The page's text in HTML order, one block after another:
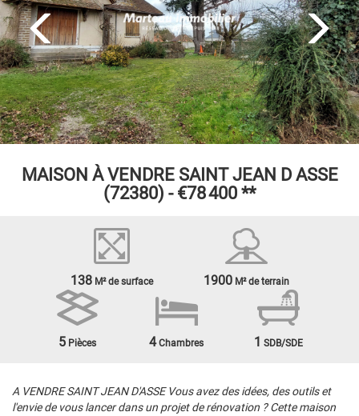
MAISON À VENDRESAINT JEAN D ASSE
(72380) - €78 400 **
138M² de surface 1900M² de terrain
5 Pièces 4Chambres 1 SDB/SDE
A VENDRE SAINT JEAN D'ASSE Vous avez des idées, des outils et
l'envie de vous lancer dans un projet de rénovation ? Cette maison